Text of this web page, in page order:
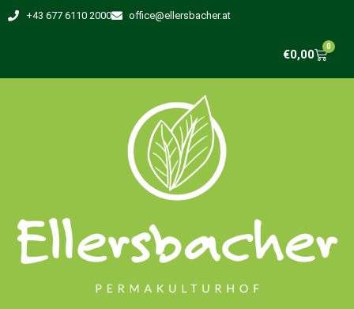
+43 677 6110 2000 office@ellersbacher.at
€0,00
0